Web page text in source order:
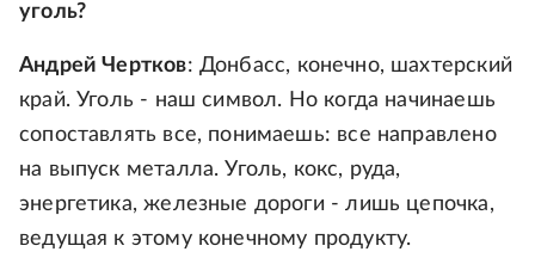
уголь?
Андрей Чертков: Донбасс, конечно, шахтерский
край. Уголь - наш символ. Но когда начинаешь
сопоставлять все, понимаешь: все направлено
на выпуск металла. Уголь, кокс, руда,
энергетика, железные дороги - лишь цепочка,
ведущая к этому конечному продукту.